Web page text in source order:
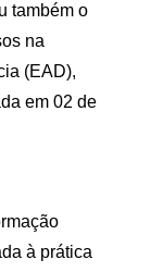
também o
na
(EAD),
em 02 de
à prática